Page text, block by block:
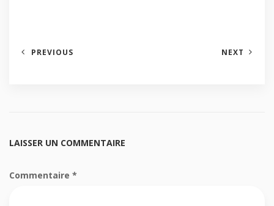
PREVIOUS NEXT
LAISSER UN COMMENTAIRE
Commentaire *